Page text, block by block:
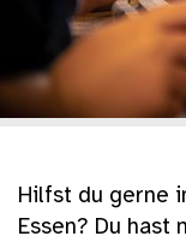
Hilfst du gerne
Essen? Du hast